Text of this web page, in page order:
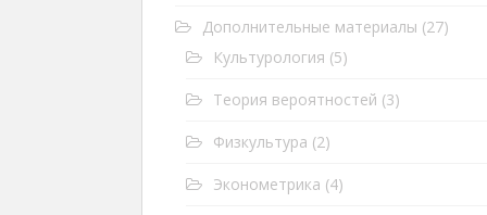
Дополнительные материалы (27)
Культурология (5)
Теория вероятностей (3)
Физкультура (2)
Эконометрика (4)